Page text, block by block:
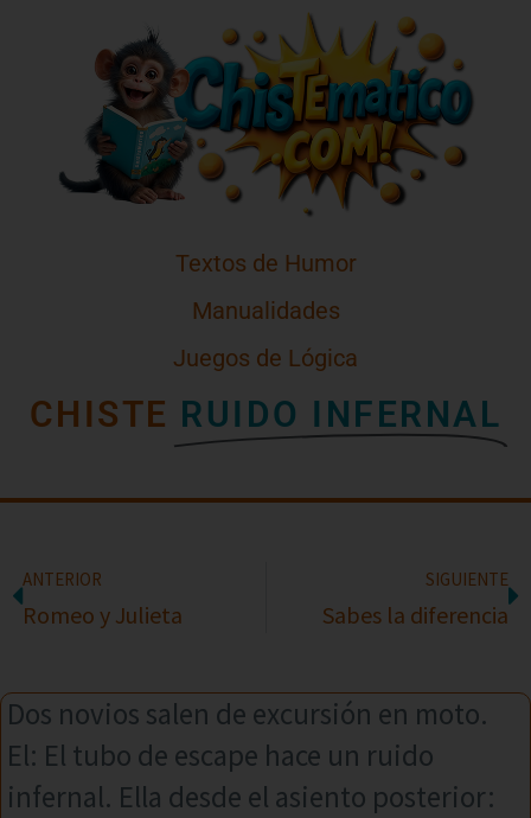
Textos de Humor
Manualidades
Juegos de Lógica
CHISTE RUIDO INFERNAL
ANTERIOR
Romeo y Julieta
SIGUIENTE
Sabes la diferencia
Dos novios salen de excursión en moto.
El: El tubo de escape hace un ruido
infernal. Ella desde el asiento posterior: